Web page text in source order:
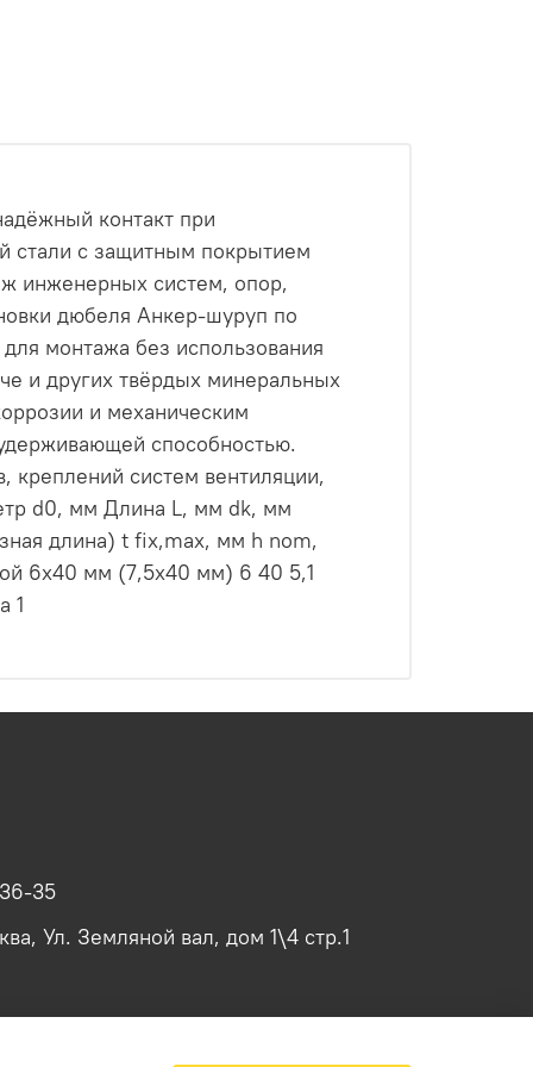
контакт при
стали с защитным покрытием
инженерных систем, опор,
дюбеля Анкер-шуруп по
монтажа без использования
и других твёрдых минеральных
и механическим
способностью.
креплений систем вентиляции,
d0, мм Длина L, мм dk, мм
длина) t fix,max, мм h nom,
6х40 мм (7,5х40 мм) 6 40 5,1
1
35
Ул. Земляной вал, дом 1\4 стр.1